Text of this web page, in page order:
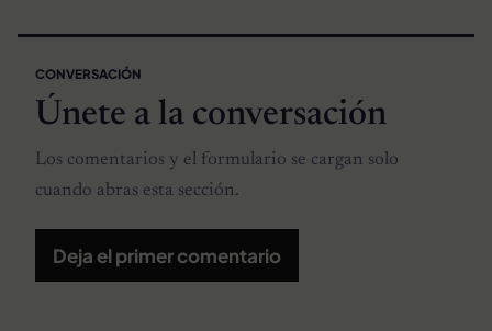
CONVERSACIÓN
Únete a la conversación
Los comentarios y el formulario se cargan solo
cuando abras esta sección.
Deja el primer comentario